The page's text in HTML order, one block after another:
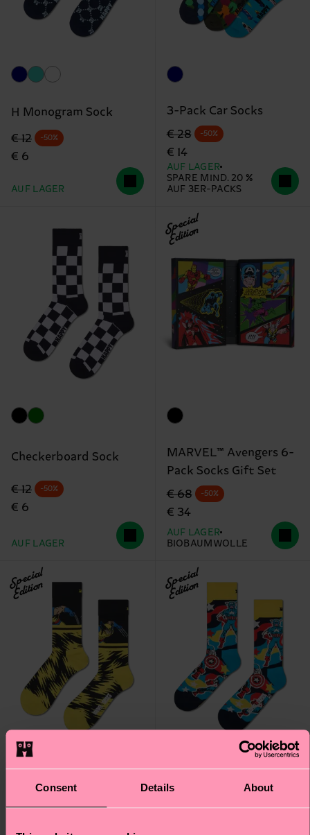
Consent Details About
H Monogram Sock
Originalpreis
€ 12
Reduzierter Preis
€ 6
-50%
AUF LAGER
3-Pack Car Socks
Originalpreis
€ 28
Reduzierter Preis
€ 14
-50%
AUF LAGER
SPARE MIND. 20 %
AUF 3ER-PACKS
Checkerboard Sock
Originalpreis
€ 12
Reduzierter Preis
€ 6
-50%
AUF LAGER
Special
Edition
MARVEL™ Avengers 6-
Pack Socks Gift Set
Originalpreis
€ 68
Reduzierter Preis
€ 34
-50%
AUF LAGER
BIOBAUMWOLLE
Special
Edition
MARVEL™ X-Men
Special
Edition
MARVEL™ Avengers